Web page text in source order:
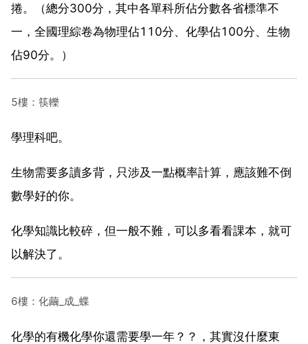
捲。（總分300分，其中各單科所佔分數各省標準不
一，全國理綜卷為物理佔110分、化學佔100分、生物
佔90分。）
5樓：筷轢
學理科吧。
生物需要多讀多背，只涉及一點概率計算，應該難不倒
數學好的你。
化學知識比較碎，但一般不難，可以多看看課本，就可
以解決了。
6樓：化繭_成_蝶
化學的有機化學你還需要學一年？？，其實沒什麼東